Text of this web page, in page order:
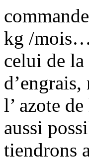
kg /
celui de
l’ azote
aussi
tiendrons